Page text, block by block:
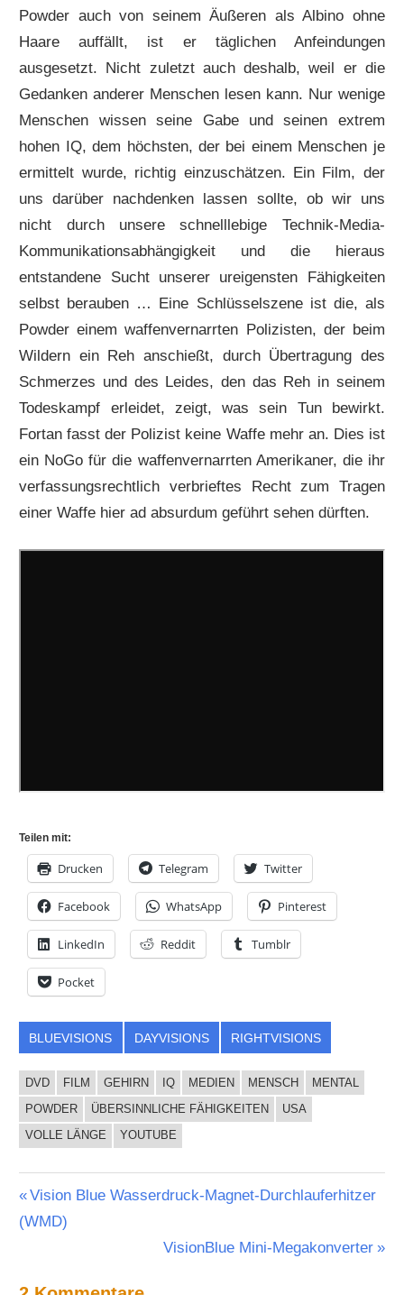
Powder auch von seinem Äußeren als Albino ohne
Haare auffällt, ist er täglichen Anfeindungen
ausgesetzt. Nicht zuletzt auch deshalb, weil er die
Gedanken anderer Menschen lesen kann. Nur wenige
Menschen wissen seine Gabe und seinen extrem
hohen IQ, dem höchsten, der bei einem Menschen je
ermittelt wurde, richtig einzuschätzen. Ein Film, der
uns darüber nachdenken lassen sollte, ob wir uns
nicht durch unsere schnelllebige Technik-Media-
Kommunikationsabhängigkeit und die hieraus
entstandene Sucht unserer ureigensten Fähigkeiten
selbst berauben … Eine Schlüsselszene ist die, als
Powder einem waffenvernarrten Polizisten, der beim
Wildern ein Reh anschießt, durch Übertragung des
Schmerzes und des Leides, den das Reh in seinem
Todeskampf erleidet, zeigt, was sein Tun bewirkt.
Fortan fasst der Polizist keine Waffe mehr an. Dies ist
ein NoGo für die waffenvernarrten Amerikaner, die ihr
verfassungsrechtlich verbrieftes Recht zum Tragen
einer Waffe hier ad absurdum geführt sehen dürften.
Teilen mit:
Drucken Telegram Twitter
Facebook WhatsApp Pinterest
LinkedIn Reddit Tumblr
Pocket
BLUEVISIONS DAYVISIONS RIGHTVISIONS
DVD FILM GEHIRN IQ MEDIEN MENSCH
MENTAL
POWDER
ÜBERSINNLICHE FÄHIGKEITEN
USA
VOLLE LÄNGE
YOUTUBE
Beitragsnavigation
Vorheriger
Beitrag:
Vision Blue Wasserdruck-Magnet-Durchlauferhitzer
(WMD)
Nächster
VisionBlue Mini-Megakonverter